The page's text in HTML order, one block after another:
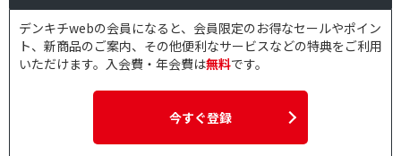
デンキチwebの会員になると、会員限定のお得なセールやポイン
ト、新商品のご案内、その他便利なサービスなどの特典をご利用
いただけます。入会費・年会費は無料です。
今すぐ登録